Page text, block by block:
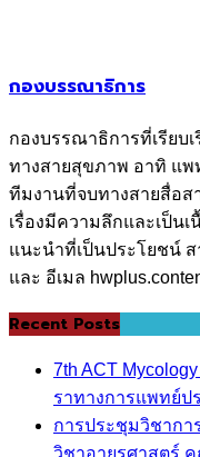
กองบรรณาธิการ
กองบรรณาธิการที่เรียบ
ทางสายสุขภาพ อาทิ แพ
ทีมงานที่จบทางสายสื่อส
เรื่องมีความลึกและเป็น
แนะนำที่เป็นประโยชน์ ส
และ อีเมล
Recent Posts
7th ACT
ราทางการแพทย์ป
การประชุมวิชากา